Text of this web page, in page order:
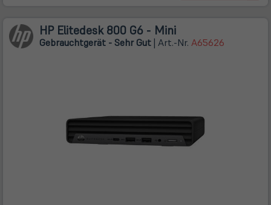
HP Elitedesk 800 G6 - Mini
Gebrauchtgerät - Sehr Gut | Art.-Nr. A65626